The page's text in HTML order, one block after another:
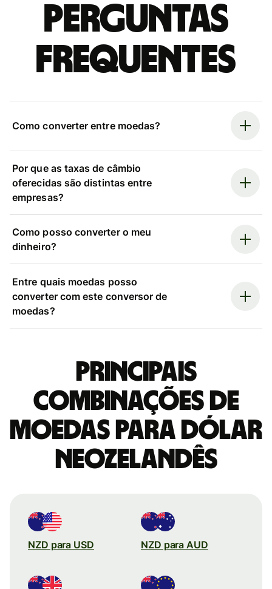
Perguntas
frequentes
Como converter entre moedas?
Por que as taxas de câmbio
oferecidas são distintas entre
empresas?
Como posso converter o meu
dinheiro?
Entre quais moedas posso
converter com este conversor de
moedas?
Principais
combinações de
moedas para Dólar
neozelandês
NZD para USD NZD para AUD